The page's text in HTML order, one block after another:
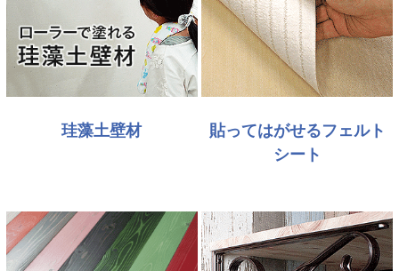
珪藻土壁材
貼ってはがせるフェルト
シート